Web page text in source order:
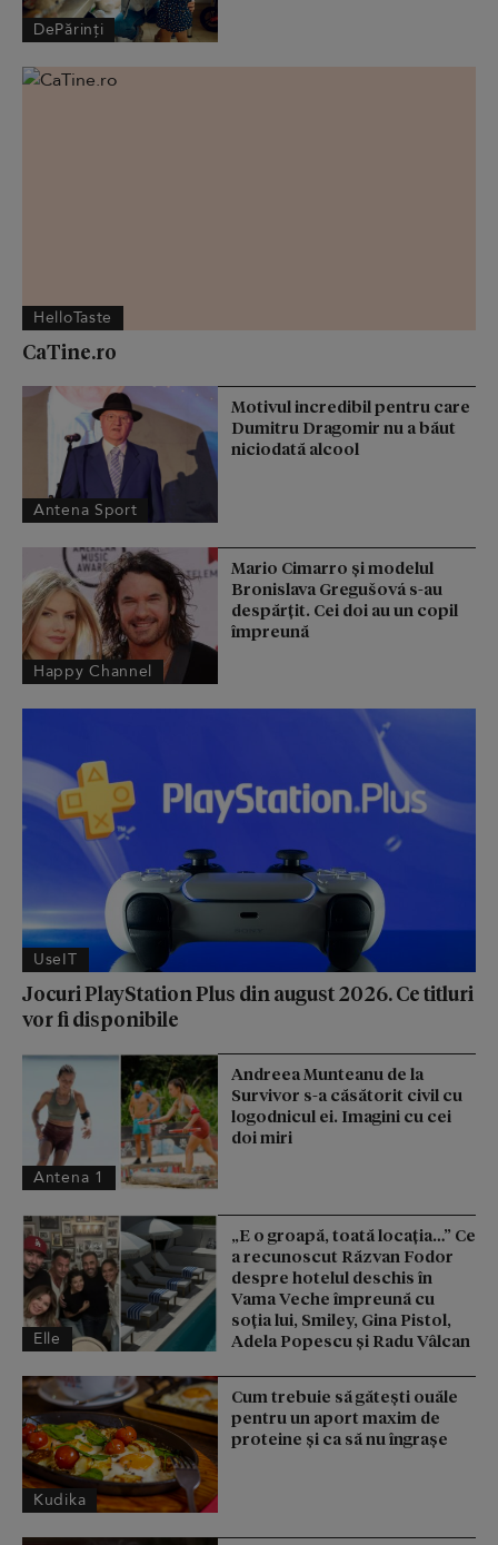
DePărinți
HelloTaste
CaTine.ro
Antena Sport
Motivul incredibil pentru care
Dumitru Dragomir nu a băut
niciodată alcool
Happy Channel
Mario Cimarro și modelul
Bronislava Gregušová s-au
despărțit. Cei doi au un copil
împreună
UseIT
Jocuri PlayStation Plus din august 2026. Ce titluri
vor fi disponibile
Antena 1
Andreea Munteanu de la
Survivor s-a căsătorit civil cu
logodnicul ei. Imagini cu cei
doi miri
Elle
„E o groapă, toată locația…” Ce
a recunoscut Răzvan Fodor
despre hotelul deschis în
Vama Veche împreună cu
soția lui, Smiley, Gina Pistol,
Adela Popescu și Radu Vâlcan
Kudika
Cum trebuie să gătești ouăle
pentru un aport maxim de
proteine și ca să nu îngrașe